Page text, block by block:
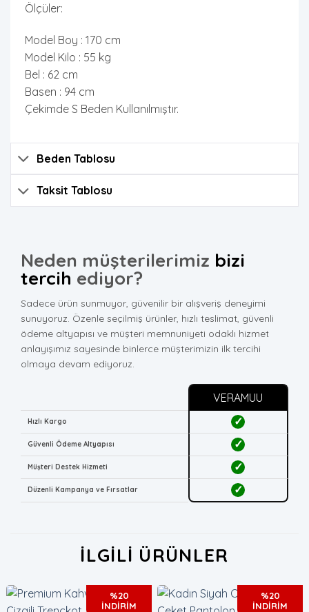
Ölçüler:
Model Boy : 170 cm
Model Kilo : 55 kg
Bel : 62 cm
Basen : 94 cm
Çekimde S Beden Kullanılmıştır.
Beden Tablosu
Taksit Tablosu
Neden müşterilerimiz bizi
tercih ediyor?
Sadece ürün sunmuyor, güvenilir bir alışveriş deneyimi
sunuyoruz. Özenle seçilmiş ürünler, hızlı teslimat, güvenli
ödeme altyapısı ve müşteri memnuniyeti odaklı hizmet
anlayışımız sayesinde binlerce müşterimizin ilk tercihi
olmaya devam ediyoruz.
VERAMUU
Hızlı Kargo ✓
Güvenli Ödeme Altyapısı ✓
Müşteri Destek Hizmeti ✓
Düzenli Kampanya ve Fırsatlar ✓
İLGILI ÜRÜNLER
%20
İNDİRİM
%20
İNDİRİM